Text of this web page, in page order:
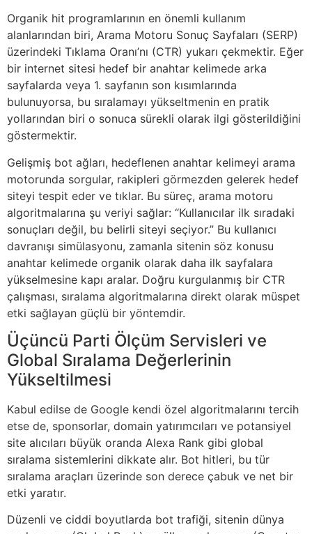
Organik hit programlarının en önemli kullanım
alanlarından biri, Arama Motoru Sonuç Sayfaları (SERP)
üzerindeki Tıklama Oranı’nı (CTR) yukarı çekmektir. Eğer
bir internet sitesi hedef bir anahtar kelimede arka
sayfalarda veya 1. sayfanın son kısımlarında
bulunuyorsa, bu sıralamayı yükseltmenin en pratik
yollarından biri o sonuca sürekli olarak ilgi gösterildiğini
göstermektir.
Gelişmiş bot ağları, hedeflenen anahtar kelimeyi arama
motorunda sorgular, rakipleri görmezden gelerek hedef
siteyi tespit eder ve tıklar. Bu süreç, arama motoru
algoritmalarına şu veriyi sağlar: “Kullanıcılar ilk sıradaki
sonuçları değil, bu belirli siteyi seçiyor.” Bu kullanıcı
davranışı simülasyonu, zamanla sitenin söz konusu
anahtar kelimede organik olarak daha ilk sayfalara
yükselmesine kapı aralar. Doğru kurgulanmış bir CTR
çalışması, sıralama algoritmalarına direkt olarak müspet
etki sağlayan güçlü bir yöntemdir.
Üçüncü Parti Ölçüm Servisleri ve
Global Sıralama Değerlerinin
Yükseltilmesi
Kabul edilse de Google kendi özel algoritmalarını tercih
etse de, sponsorlar, domain yatırımcıları ve potansiyel
site alıcıları büyük oranda Alexa Rank gibi global
sıralama sistemlerini dikkate alır. Bot hitleri, bu tür
sıralama araçları üzerinde son derece çabuk ve net bir
etki yaratır.
Düzenli ve ciddi boyutlarda bot trafiği, sitenin dünya